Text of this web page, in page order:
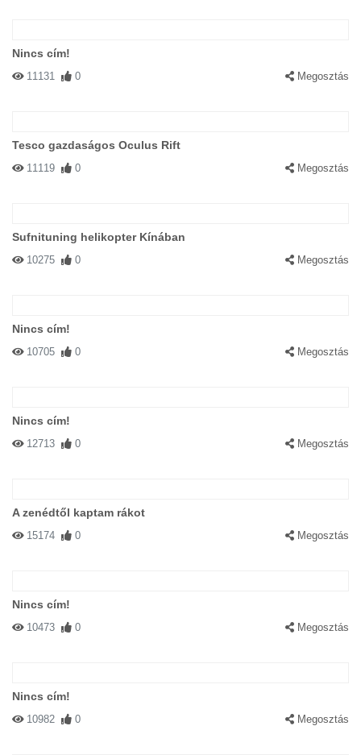
Nincs cím!
11131 0 Megosztás
Tesco gazdaságos Oculus Rift
11119 0 Megosztás
Sufnituning helikopter Kínában
10275 0 Megosztás
Nincs cím!
10705 0 Megosztás
Nincs cím!
12713 0 Megosztás
A zenédtől kaptam rákot
15174 0 Megosztás
Nincs cím!
10473 0 Megosztás
Nincs cím!
10982 0 Megosztás